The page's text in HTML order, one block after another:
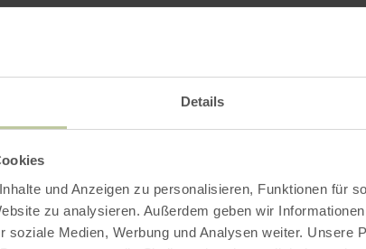
Details
und Anzeigen zu personalisieren, Funktionen für
zu analysieren. Außerdem geben wir
soziale Medien, Werbung und Analysen weiter. Unsere